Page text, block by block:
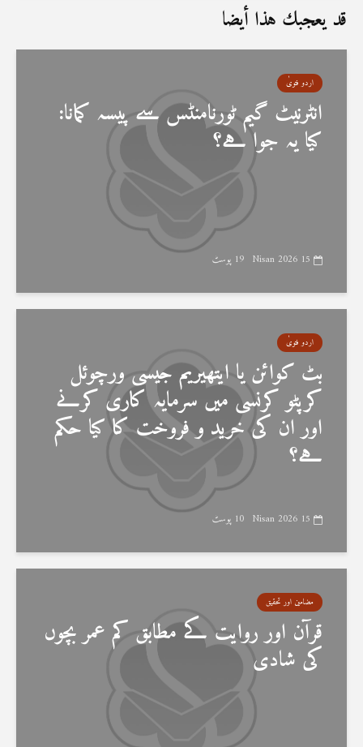
قد يعجبك هذا أيضا
اردو فتویٰ
انٹرنیٹ گیم ٹورنامنٹس سے پیسہ کمانا:
کیا یہ جوا ہے؟
15 Nisan 2026 19 پوسٹ
اردو فتویٰ
بٹ کوائن یا ایتھیریم جیسی ورچوئل
کرپٹو کرنسی میں سرمایہ کاری کرنے
اور ان کی خرید و فروخت کا کیا حکم
ہے؟
15 Nisan 2026 10 پوسٹ
مضامین اور تحقیق
قرآن اور روایت کے مطابق کم عمر بچوں
کی شادی